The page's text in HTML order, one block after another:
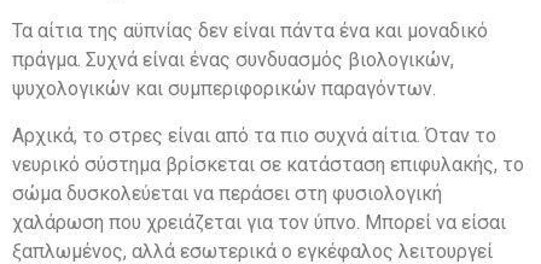
Τα αίτια της αϋπνίας δεν είναι πάντα ένα και μοναδικό
πράγμα. Συχνά είναι ένας συνδυασμός βιολογικών,
ψυχολογικών και συμπεριφορικών παραγόντων.
Αρχικά, το στρες είναι από τα πιο συχνά αίτια. Όταν το
νευρικό σύστημα βρίσκεται σε κατάσταση επιφυλακής, το
σώμα δυσκολεύεται να περάσει στη φυσιολογική
χαλάρωση που χρειάζεται για τον ύπνο. Μπορεί να είσαι
ξαπλωμένος, αλλά εσωτερικά ο εγκέφαλος λειτουργεί